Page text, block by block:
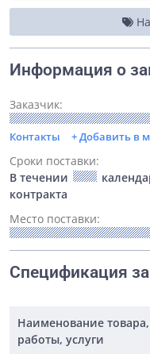
Информация о
Заказчик:
Контакты + Добавить в
Сроки поставки:
В течении
контракта
Место поставки:
Спецификация
Наименование товара,
работы, услуги